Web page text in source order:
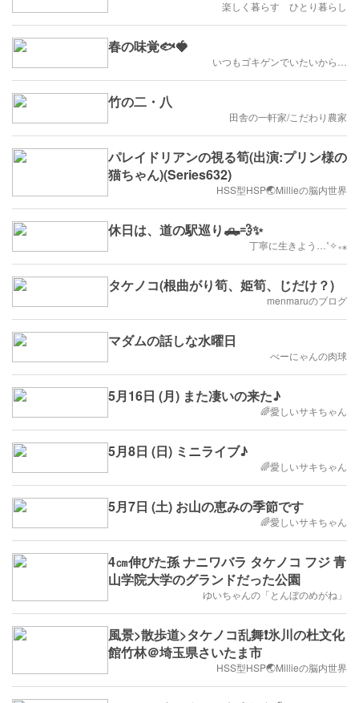
楽しく暮らす ひとり暮らし
春の味覚🐟🍓
いつもゴキゲンでいたいから…
竹の二・八
田舎の一軒家/こだわり農家
パレイドリアンの視る筍(出演:プリン様の
猫ちゃん)(Series632)
HSS型HSP🌏Millieの脳内世界
休日は、道の駅巡り🛻💨✨
丁寧に生きよう…˚✧₊⁎
タケノコ(根曲がり筍、姫筍、じだけ？)
menmaruのブログ
マダムの話しな水曜日
べーにゃんの肉球
5月16日 (月) また凄いの来た♪
🌈愛しいサキちゃん
5月8日 (日) ミニライブ♪
🌈愛しいサキちゃん
5月7日 (土) お山の恵みの季節です
🌈愛しいサキちゃん
4㎝伸びた孫 ナニワバラ タケノコ フジ 青
山学院大学のグランドだった公園
ゆいちゃんの「とんぼのめがね」
風景>散歩道>タケノコ乱舞❗️氷川の杜文化
館竹林＠埼玉県さいたま市
HSS型HSP🌏Millieの脳内世界